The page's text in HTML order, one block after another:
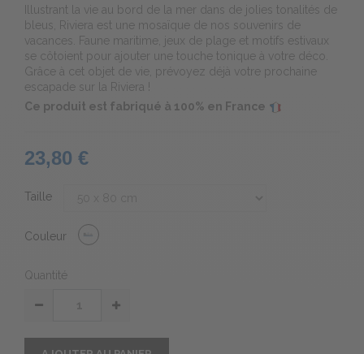
Illustrant la vie au bord de la mer dans de jolies tonalités de
bleus, Riviera est une mosaïque de nos souvenirs de
vacances. Faune maritime, jeux de plage et motifs estivaux
se côtoient pour ajouter une touche tonique à votre déco.
Grâce à cet objet de vie, prévoyez déjà votre prochaine
escapade sur la Riviera !
Ce produit est fabriqué à 100% en France
23,80 €
Taille
Couleur
Quantité